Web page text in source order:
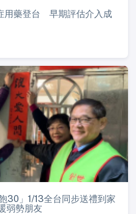
用藥登台 早期評估介入成
30」1/13全台同步送禮到家
弱勢朋友